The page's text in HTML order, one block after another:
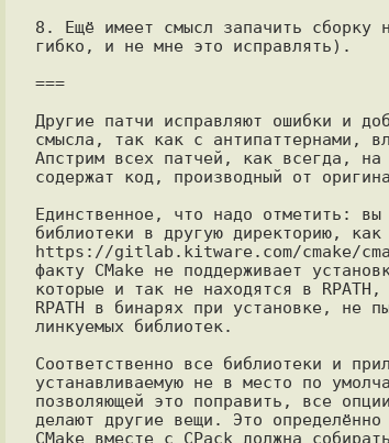
8. Ещё имеет смысл запачить сборку
гибко, и не мне это исправлять).
===
Другие патчи исправляют ошибки и
смысла, так как с антипаттернами,
Апстрим всех патчей, как всегда,
содержат код, производный от
Единственное, что надо отметить:
библиотеки в другую директорию,
https://gitlab.kitware.com/cmake/
факту CMake не поддерживает
которые и так не находятся в
RPATH в бинарях при установке, не
линкуемых библиотек.
Соответственно все библиотеки и
устанавливаемую не в место по
позволяющей это поправить, все
делают другие вещи. Это
CMake вместе с CPack должна